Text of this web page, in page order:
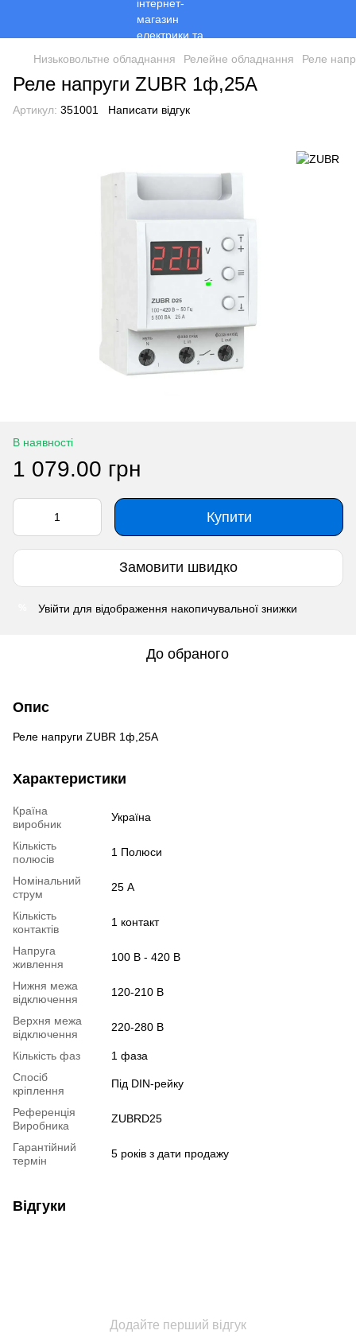
Низьковольтне обладнання Релейне обладнання Реле
Реле напруги ZUBR 1ф,25А
Артикул: 351001 Написати відгук
В наявності
1 079.00 грн
Купити
Замовити швидко
Увійти для відображення накопичувальної знижки
До обраного
Опис
Реле напруги ZUBR 1ф,25А
Характеристики
Країна
виробник
Україна
Кількість
полюсів
1 Полюси
Номінальний
струм
25 А
Кількість
контактів
1 контакт
Напруга
живлення
100 В - 420 В
Нижня межа
відключення
120-210 В
Верхня межа
відключення
220-280 В
Кількість фаз
1 фаза
Спосіб
кріплення
Під DIN-рейку
Референція
Виробника
ZUBRD25
Гарантійний
термін
5 років з дати продажу
Відгуки
Додайте перший відгук